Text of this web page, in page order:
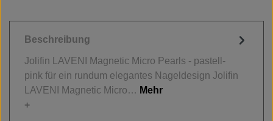
Beschreibung
Jolifin LAVENI Magnetic Micro Pearls - pastell-
pink für ein rundum elegantes Nageldesign Jolifin
LAVENI Magnetic Micro… Mehr